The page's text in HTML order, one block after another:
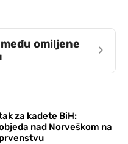
omiljene
›
za kadete BiH:
nad Norveškom na